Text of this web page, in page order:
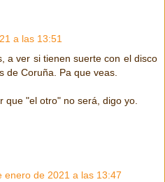
a las 13:51
a ver si tienen suerte con el disco
de Coruña. Pa que veas.
que "el otro" no será, digo yo.
enero de 2021 a las 13:47